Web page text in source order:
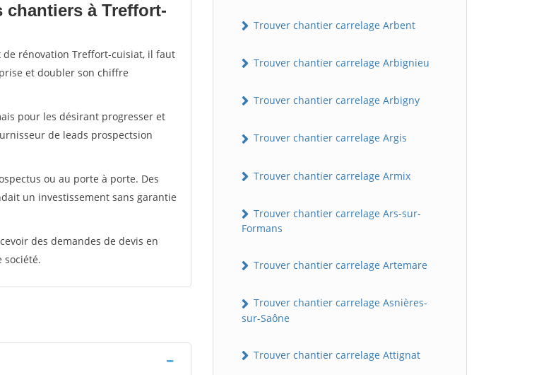
chantiers à Treffort-
rénovation Treffort-cuisiat, il faut
et doubler son chiffre
pour les désirant progresser et
de leads prospectsion
ou au porte à porte. Des
un investissement sans garantie
des demandes de devis en
société.
Trouver chantier carrelage Arbent
Trouver chantier carrelage Arbignieu
Trouver chantier carrelage Arbigny
Trouver chantier carrelage Argis
Trouver chantier carrelage Armix
Trouver chantier carrelage Ars-sur-
Formans
Trouver chantier carrelage Artemare
Trouver chantier carrelage Asnières-
sur-Saône
Trouver chantier carrelage Attignat